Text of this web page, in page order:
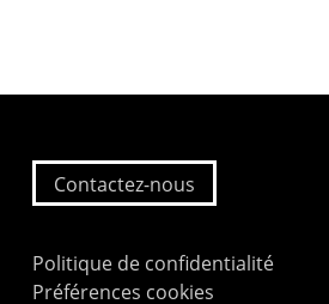
Contactez-nous
Politique de confidentialité
Préférences cookies